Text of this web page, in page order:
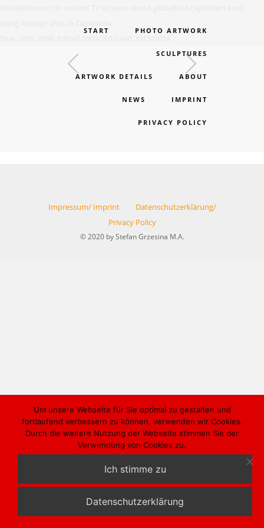
START PHOTO ARTWORK
SCULPTURES
ARTWORK DETAILS ABOUT
NEWS IMPRINT
PRIVACY POLICY
Impressum/ Imprint
Datenschutzerklärung/
Privacy Policy
© 2020 by Stefan Grzesina M.A.
Um unsere Webseite für Sie optimal zu gestalten und
fortlaufend verbessern zu können, verwenden wir Cookies.
Durch die weitere Nutzung der Webseite stimmen Sie der
Verwendung von Cookies zu.
Ich stimme zu
Datenschutzerklärung